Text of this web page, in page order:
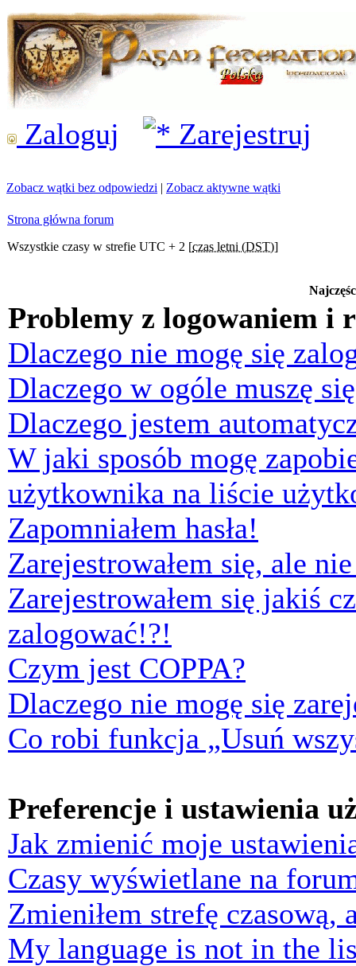
Zaloguj Zarejestruj
Zobacz wątki bez odpowiedzi | Zobacz aktywne wątki
Strona główna forum
Wszystkie czasy w strefie UTC + 2 [czas letni (DST)]
Problemy z logowaniem i
Dlaczego nie mogę się
Dlaczego w ogóle muszę
Dlaczego jestem
W jaki sposób mogę
użytkownika na liście
Zapomniałem hasła!
Zarejestrowałem się, ale
Zarejestrowałem się jakiś
zalogować!?!
Czym jest COPPA?
Dlaczego nie mogę się
Co robi funkcja „Usuń
Preferencje i ustawienia
Jak zmienić moje
Czasy wyświetlane na
Zmieniłem strefę czasową,
My language is not in the